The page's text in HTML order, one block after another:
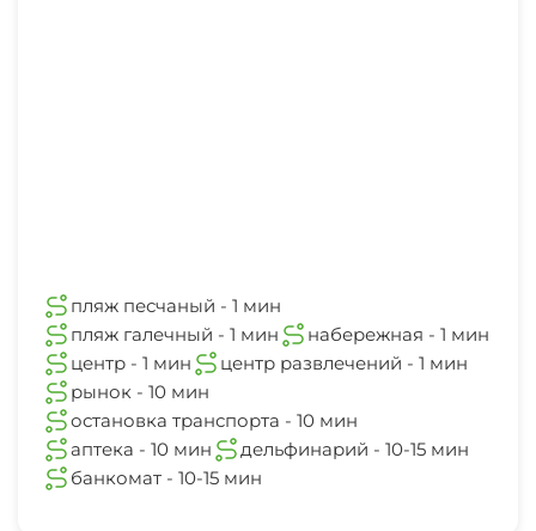
пляж песчаный - 1 мин
пляж галечный - 1 мин
набережная - 1 мин
центр - 1 мин
центр развлечений - 1 мин
рынок - 10 мин
остановка транспорта - 10 мин
аптека - 10 мин
дельфинарий - 10-15 мин
банкомат - 10-15 мин